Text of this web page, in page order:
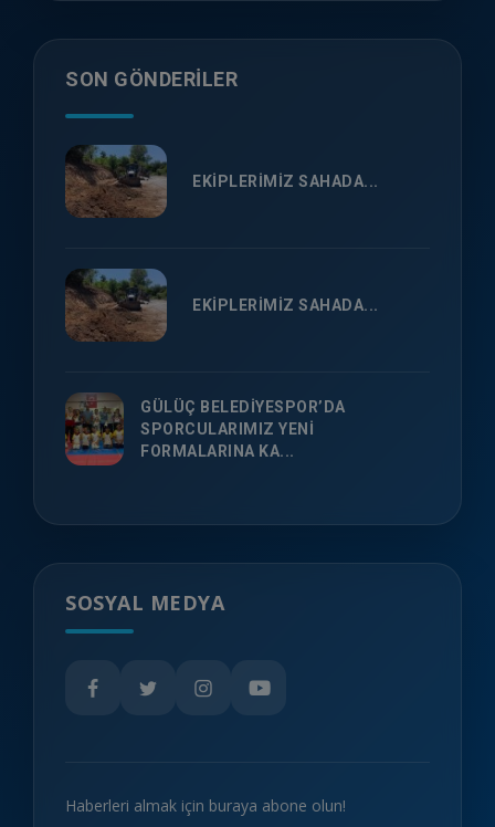
SON GÖNDERILER
EKİPLERİMİZ SAHADA...
EKİPLERİMİZ SAHADA...
GÜLÜÇ BELEDİYESPOR’DA
SPORCULARIMIZ YENİ
FORMALARINA KA...
SOSYAL MEDYA
Haberleri almak için buraya abone olun!